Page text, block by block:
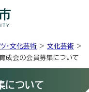
・文化芸術 > 文化芸術 >
成会の会員募集について
について